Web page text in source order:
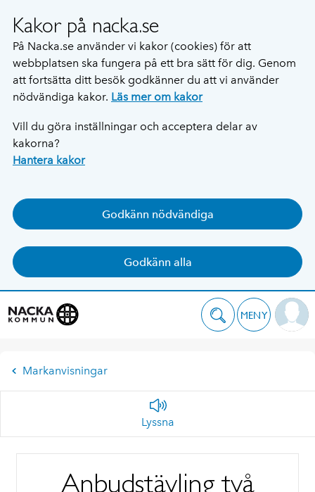
Kakor på nacka.se
På Nacka.se använder vi kakor (cookies) för att
webbplatsen ska fungera på ett bra sätt för dig. Genom
att fortsätta ditt besök godkänner du att vi använder
nödvändiga kakor. Läs mer om kakor
Vill du göra inställningar och acceptera delar av
kakorna?
Hantera kakor
Godkänn nödvändiga
Godkänn alla
MENY
Markanvisningar
Lyssna
Anbudstävling två